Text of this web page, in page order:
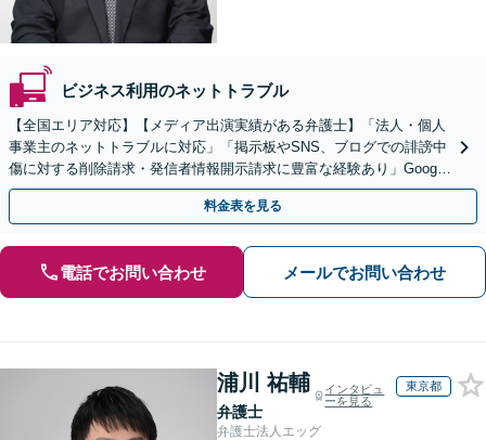
ビジネス利用のネットトラブル
【全国エリア対応】【メディア出演実績がある弁護士】「法人・個人
事業主のネットトラブルに対応」「掲示板やSNS、ブログでの誹謗中
傷に対する削除請求・発信者情報開示請求に豊富な経験あり」Google
口コミの削除請求・賠償請求のご相談はお任せ
料金表を見る
電話でお問い合わせ メールでお問い合わせ
浦川 祐輔
弁護士
インタビュ
ーを見る
東京都
弁護士法人エッグ